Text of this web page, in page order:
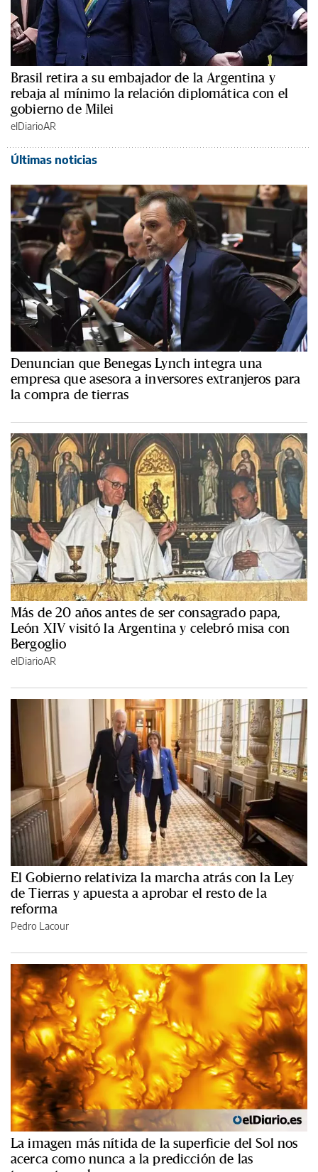
Brasil retira a su embajador de la Argentina y
rebaja al mínimo la relación diplomática con el
gobierno de Milei
elDiarioAR
Últimas noticias
Denuncian que Benegas Lynch integra una
empresa que asesora a inversores extranjeros para
la compra de tierras
Más de 20 años antes de ser consagrado papa,
León XIV visitó la Argentina y celebró misa con
Bergoglio
elDiarioAR
El Gobierno relativiza la marcha atrás con la Ley
de Tierras y apuesta a aprobar el resto de la
reforma
Pedro Lacour
La imagen más nítida de la superficie del Sol nos
acerca como nunca a la predicción de las